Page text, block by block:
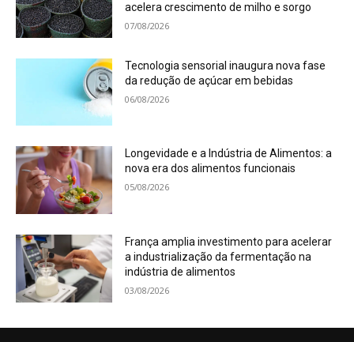
acelera crescimento de milho e sorgo
07/08/2026
Tecnologia sensorial inaugura nova fase
da redução de açúcar em bebidas
06/08/2026
Longevidade e a Indústria de Alimentos: a
nova era dos alimentos funcionais
05/08/2026
França amplia investimento para acelerar
a industrialização da fermentação na
indústria de alimentos
03/08/2026